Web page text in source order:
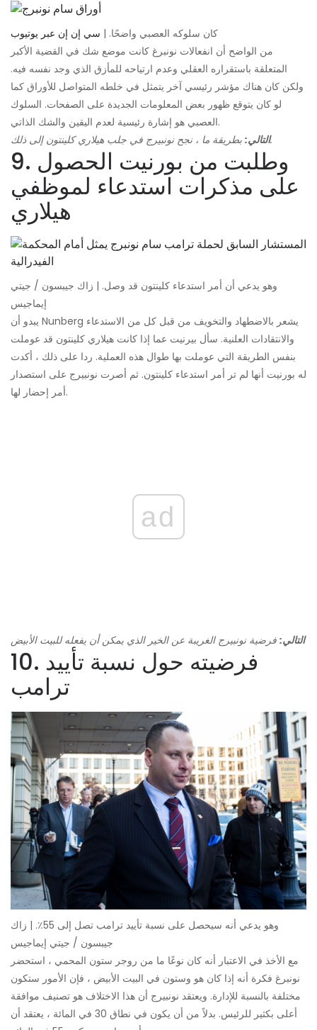
كان سلوكه العصبي واضحًا. | سي إن إن عبر يوتيوب
من الواضح أن انفعالات نونبرغ كانت موضع شك في القضية الأكبر
المتعلقة باستقراره العقلي وعدم ارتياحه للمأزق الذي وجد نفسه فيه.
ولكن كان هناك مؤشر رئيسي آخر يتمثل في خلطه المتواصل للأوراق كما
لو كان يتوقع ظهور بعض المعلومات الجديدة على الصفحات. السلوك
العصبي هو إشارة رئيسية لعدم اليقين والشك الذاتي.
التالي:بطريقة ما ، نجح نونبيرج في جلب هيلاري كلينتون إلى ذلك.
9. وطلبت من بورنيت الحصول
على مذكرات استدعاء لموظفي
هيلاري
وهو يدعي أن أمر استدعاء كلينتون قد وصل. | زاك جيبسون / جيتي
إيماجيس
يبدو أن Nunberg يشعر بالاضطهاد والتخويف من قبل كل من الاستدعاء
والانتقادات العلنية. سأل بيرنيت عما إذا كانت هيلاري كلينتون قد عوملت
بنفس الطريقة التي عوملت بها طوال هذه العملية. ردا على ذلك ، أكدت
له بورنيت أنها لم تر أمر استدعاء كلينتون. ثم أصرت نونبيرج على استصدار
أمر إحضار لها.
ad
التالي: فرضية نونبيرج الغريبة عن الخير الذي يمكن أن يفعله للبيت الأبيض
10. فرضيته حول نسبة تأييد
ترامب
وهو يدعي أنه سيحصل على نسبة تأييد ترامب تصل إلى 55٪. | زاك
جيبسون / جيتي إيماجيس
مع الأخذ في الاعتبار أنه كان نوعًا ما من روجر ستون المحمي ، استحضر
نونبرغ فكرة أنه إذا كان هو وستون في البيت الأبيض ، فإن الأمور ستكون
مختلفة بالنسبة للإدارة. ويعتقد نونبيرج أن هذا الاختلاف هو تصنيف موافقة
أعلى بكثير للرئيس. بدلاً من أن يكون في نطاق 30 في المائة ، يعتقد أن